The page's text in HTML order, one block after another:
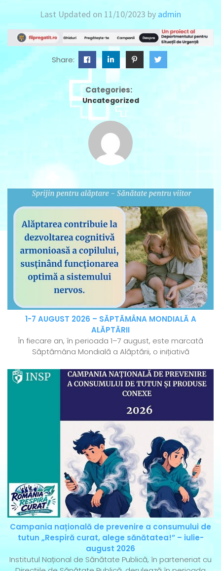
Last Updated on 11/10/2023 by admin
Share:
Categories:
Uncategorized
1-7 AUGUST 2026 – SĂPTĂMÂNA MONDIALĂ A
ALĂPTĂRII
În fiecare an, în perioada 1–7 august, este marcată
Săptămâna Mondială a Alăptării, o inițiativă
Campania națională de prevenire a consumului de
tutun „Respiră curat, alege sănătatea!” – iulie-
august 2026
Institutul Național de Sănătate Publică, în parteneriat cu